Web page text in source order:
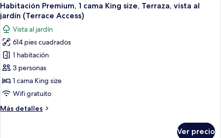
cama
King
size,
vista
al
jardín
todas
las
fotos
de
Habitación
Premium,
1
cama
size,
6
Habitación Premium, 1 cama King size, Terraza, vista al
jardín (Terrace Access)
Vista al jardín
614 pies cuadrados
1 habitación
3 personas
1 cama King size
Wifi gratuito
Más detalles
Más
Ver precio